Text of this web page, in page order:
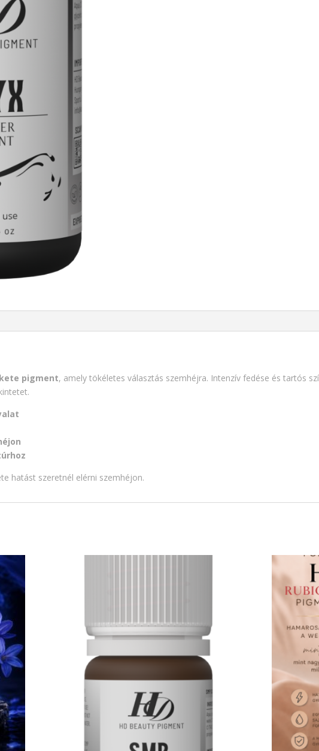
pigment, amely tökéletes választás szemhéjra. Intenzív fedése és tartós
hatást szeretnél elérni szemhéjon.